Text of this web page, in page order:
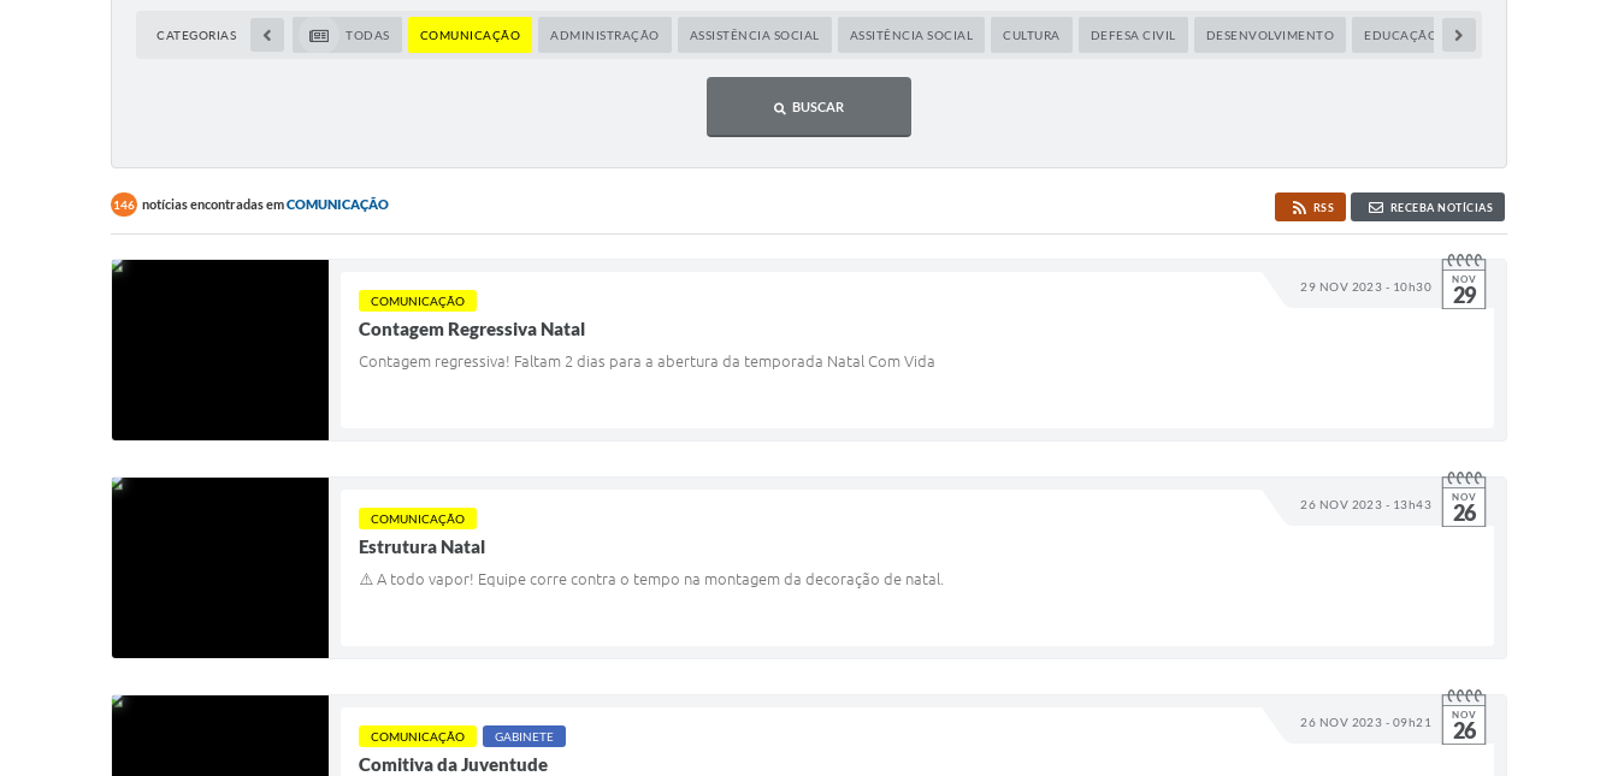
CATEGORIAS TODAS COMUNICAÇÃO ADMINISTRAÇÃO ASSISTÊNCIA SOCIAL ASSITÊNCIA SOCIAL CULTURA DEFESA CIVIL DESENVOLVIMENTO EDUCAÇÃO
BUSCAR
146 notícias encontradas emCOMUNICAÇÃO RSS RECEBA NOTÍCIAS
29 NOV 2023 - 10h30 NOV
29
COMUNICAÇÃO
Contagem Regressiva Natal
Contagem regressiva! Faltam 2 dias para a abertura da temporada Natal Com Vida
26 NOV 2023 - 13h43 NOV
26
COMUNICAÇÃO
Estrutura Natal
⚠️ A todo vapor! Equipe corre contra o tempo na montagem da decoração de natal.
26 NOV 2023 - 09h21 NOV
26
COMUNICAÇÃO GABINETE
Comitiva da Juventude